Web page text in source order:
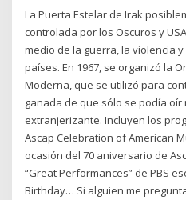
La Puerta Estelar de Irak
controlada por los Oscuros y
medio de la guerra, la violencia
países. En 1967, se organizó la
Moderna, que se utilizó para
ganada de que sólo se podía oír
extranjerizante. Incluyen los
Ascap Celebration of American
ocasión del 70 aniversario de
“Great Performances” de PBS
Birthday… Si alguien me